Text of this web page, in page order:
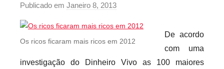
Publicado em Janeiro 8, 2013
r
p
Os ricos ficaram mais ricos em 2012
De acordo
com uma
investigação do Dinheiro Vivo as 100 maiores